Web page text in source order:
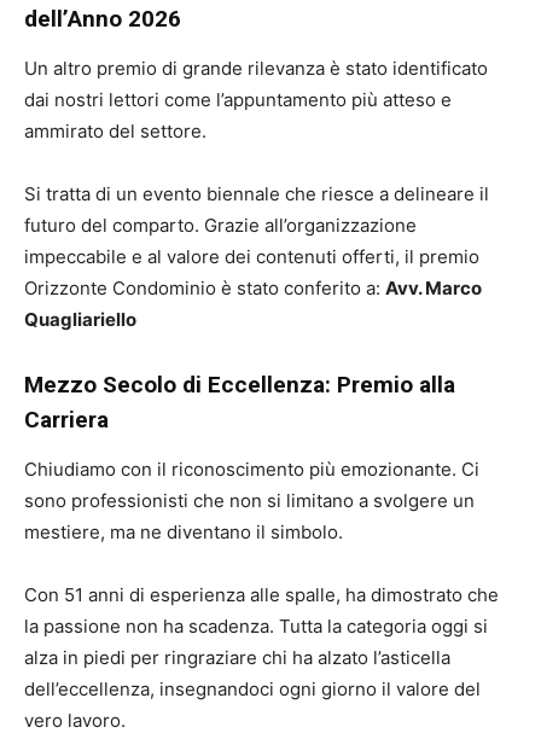
dell’Anno 2026
Un altro premio di grande rilevanza è stato identificato
dai nostri lettori come l’appuntamento più atteso e
ammirato del settore.
Si tratta di un evento biennale che riesce a delineare il
futuro del comparto. Grazie all’organizzazione
impeccabile e al valore dei contenuti offerti, il premio
Orizzonte Condominio è stato conferito a: Avv. Marco
Quagliariello
Mezzo Secolo di Eccellenza: Premio alla
Carriera
Chiudiamo con il riconoscimento più emozionante. Ci
sono professionisti che non si limitano a svolgere un
mestiere, ma ne diventano il simbolo.
Con 51 anni di esperienza alle spalle, ha dimostrato che
la passione non ha scadenza. Tutta la categoria oggi si
alza in piedi per ringraziare chi ha alzato l’asticella
dell’eccellenza, insegnandoci ogni giorno il valore del
vero lavoro.